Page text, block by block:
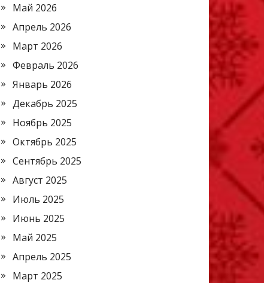
Май 2026
Апрель 2026
Март 2026
Февраль 2026
Январь 2026
Декабрь 2025
Ноябрь 2025
Октябрь 2025
Сентябрь 2025
Август 2025
Июль 2025
Июнь 2025
Май 2025
Апрель 2025
Март 2025